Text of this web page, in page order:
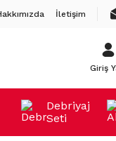
İletişim
Giriş
Debriyaj
Seti